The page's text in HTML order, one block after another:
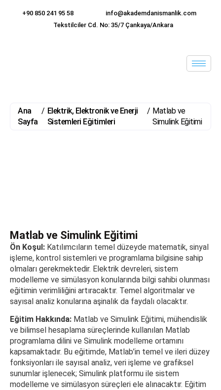
+90 850 241 95 58
info@akademdanismanlik.com
Tekstilciler Cd. No: 35/7 Çankaya/Ankara
Ana
Sayfa
/ Elektrik, Elektronik ve Enerji
Sistemleri Eğitimleri
/ Matlab ve
Simulink Eğitimi
Matlab ve Simulink Eğitimi
Ön Koşul: Katılımcıların temel düzeyde matematik, sinyal
işleme, kontrol sistemleri ve programlama bilgisine sahip
olmaları gerekmektedir. Elektrik devreleri, sistem
modelleme ve simülasyon konularında bilgi sahibi olunması
eğitimin verimliliğini artıracaktır. Temel algoritmalar ve
sayısal analiz konularına aşinalık da faydalı olacaktır.
Eğitim Hakkında: Matlab ve Simulink Eğitimi, mühendislik
ve bilimsel hesaplama süreçlerinde kullanılan Matlab
programlama dilini ve Simulink modelleme ortamını
kapsamaktadır. Bu eğitimde, Matlab’in temel ve ileri düzey
fonksiyonları ile sayısal analiz, veri işleme ve grafiksel
sunumlar işlenecek; Simulink platformu ile sistem
modelleme ve simülasyon süreçleri ele alınacaktır. Eğitim